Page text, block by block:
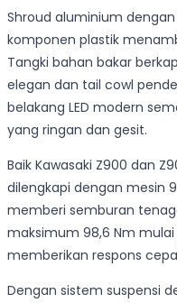
Shroud aluminium dengan
komponen plastik
Tangki bahan bakar
elegan dan tail cowl
belakang LED modern
yang ringan dan gesit.
Baik Kawasaki Z900 dan
dilengkapi dengan mesin
memberi semburan
maksimum 98,6 Nm
memberikan respons
Dengan sistem suspensi